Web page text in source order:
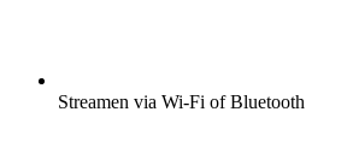
Streamen via Wi-Fi of Bluetooth